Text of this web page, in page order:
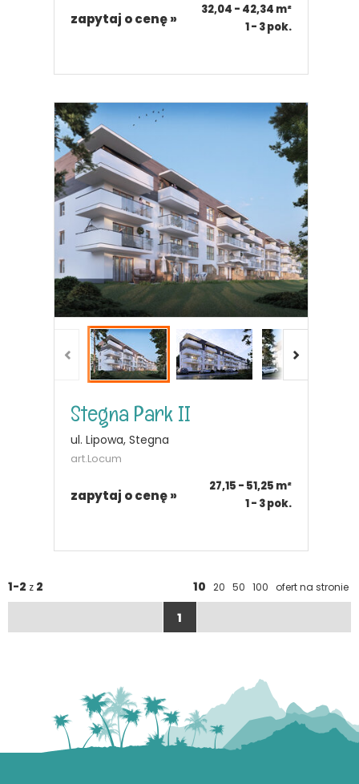
zapytaj o cenę »
32,04 - 42,34 m²
1 - 3pok.
Stegna Park II
ul. Lipowa, Stegna
art.Locum
zapytaj o cenę »
27,15 - 51,25 m²
1 - 3pok.
1-2 z 2 10 20 50 100 ofert na stronie
1